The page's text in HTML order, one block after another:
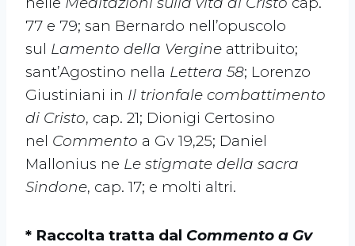
77 e 79; san Bernardo nell’opuscolo
sul Lamento della Vergine attribuito;
sant’Agostino nella Lettera 58; Lorenzo
Giustiniani in Il trionfale combattimento
di Cristo, cap. 21; Dionigi Certosino
nel Commento a Gv 19,25; Daniel
Mallonius ne Le stigmate della sacra
Sindone, cap. 17; e molti altri.
* Raccolta tratta dal Commento a Gv